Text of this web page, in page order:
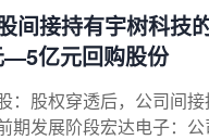
间接持有宇树科技
—5亿元回购股份
：股权穿透后，公司间
期发展阶段宏达电子：